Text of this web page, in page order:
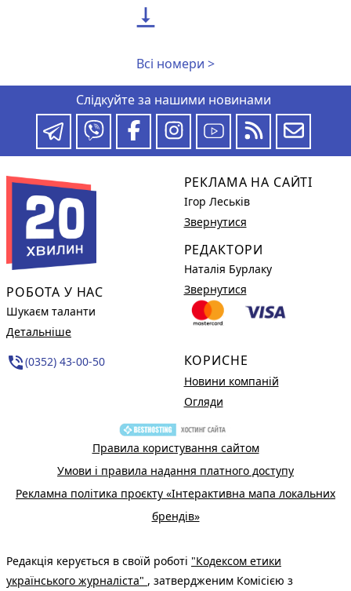

Всі номери >
Слідкуйте за нашими новинами
РОБОТА У НАС
Шукаєм таланти
Детальніше
phone_in_talk(0352) 43-00-50
РЕКЛАМА НА САЙТІ
Ігор Леськів
Звернутися
РЕДАКТОРИ
Наталія Бурлаку
Звернутися
КОРИСНЕ
Новини компаній
Огляди
Правила користування сайтом
Умови і правила надання платного доступу
Рекламна політика проєкту «Інтерактивна мапа локальних
брендів»
Редакція керується в своїй роботі "Кодексом етики
українського журналіста" , затвердженим Комісією з